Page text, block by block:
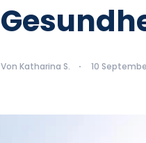
Von Katharina S. 10